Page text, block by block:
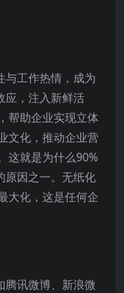
与工作热情，成为
应，注入新鲜活
帮助企业实现立体
文化，推动企业营
这就是为什么90%
原因之一。无纸化
大化，这是任何企
腾讯微博、新浪微